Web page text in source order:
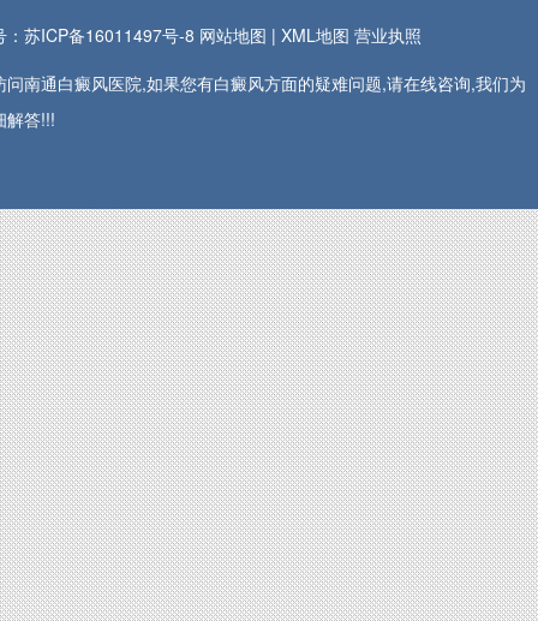
：苏ICP备16011497号-8 网站地图 |XML地图 营业执照
问南通白癜风医院,如果您有白癜风方面的疑难问题,请在线咨询,我们为
解答!!!